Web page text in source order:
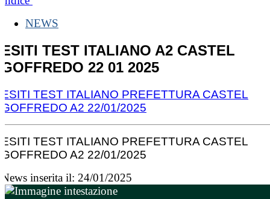
NEWS
ESITI TEST ITALIANO A2 CASTEL
GOFFREDO 22 01 2025
ESITI TEST ITALIANO PREFETTURA CASTEL
GOFFREDO A2 22/01/2025
ESITI TEST ITALIANO PREFETTURA CASTEL
GOFFREDO A2 22/01/2025
News inserita il: 24/01/2025